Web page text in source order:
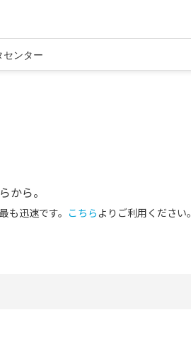
センター
から。
迅速です。 こちら よりご利用ください。